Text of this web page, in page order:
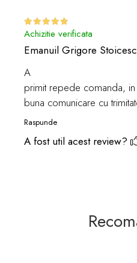
Achizitie verificata
Emanuil Grigore
A
primit repede comanda,
buna comunicare cu
Raspunde
A fost util acest review?